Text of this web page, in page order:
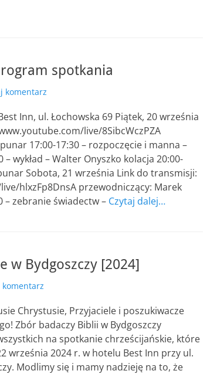
spotkania
komentarz
Inn, ul. Łochowska 69 Piątek, 20 września
live/8SibcWczPZA
17:00-17:30 – rozpoczęcie i manna –
wykład – Walter Onyszko kolacja 20:00-
Sobota, 21 września Link do transmisji:
hlxzFp8DnsA przewodniczący: Marek
– zebranie świadectw – Czytaj dalej…
w Bydgoszczy [2024]
komentarz
Chrystusie, Przyjaciele i poszukiwacze
Zbór badaczy Biblii w Bydgoszczy
na spotkanie chrześcijańskie, które
września 2024 r. w hotelu Best Inn przy ul.
Modlimy się i mamy nadzieję na to, że